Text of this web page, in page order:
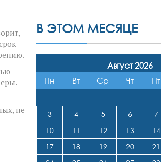
не
В ЭТОМ МЕСЯЦЕ
Август 2026
Пн
Вт Ср Чт Пт
3
4 5 6 7
10
11 12 13 14
17
18 19 20 21